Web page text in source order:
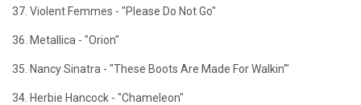
37. Violent Femmes - "Please Do Not Go"
36. Metallica - "Orion"
35. Nancy Sinatra - "These Boots Are Made For Walkin'"
34. Herbie Hancock - "Chameleon"